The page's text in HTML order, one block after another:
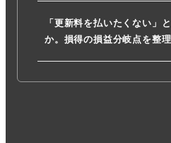
「更新料を払いたくない」
か。損得の損益分岐点を整